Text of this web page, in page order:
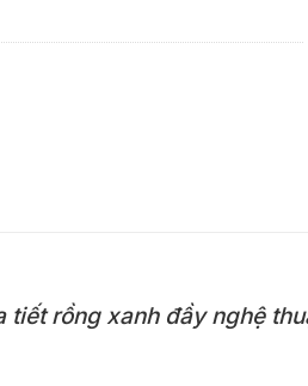
rồng xanh đầy nghệ